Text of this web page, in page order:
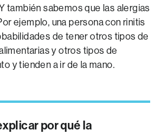
también sabemos que las alergias
ejemplo, una persona con rinitis
de tener otros tipos de
y otros tipos de
y tienden a ir de la mano.
por qué la